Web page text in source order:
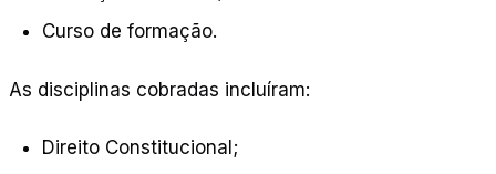
Curso de formação.
As disciplinas cobradas incluíram:
Direito Constitucional;